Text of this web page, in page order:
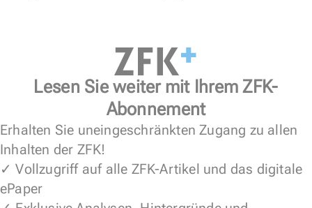
Lesen Sie weiter mit Ihrem ZFK-
Abonnement
Erhalten Sie uneingeschränkten Zugang zu allen
Inhalten der ZFK!
✓ Vollzugriff auf alle ZFK-Artikel und das digitale
ePaper